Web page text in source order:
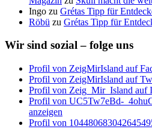
Ingo zu Grétas Tipp für
Röbü zu Grétas Tipp für
Wir sind sozial – folge uns
Profil von ZeigMirIsland auf
Profil von ZeigMirIsland auf
Profil von Zeig_Mir_Island auf
Profil von UC5Tw7eBd-
anzeigen
Profil von